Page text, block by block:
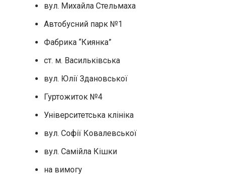
вул. Михайла Стельмаха
Автобусний парк №1
Фабрика “Киянка”
ст. м. Васильківська
вул. Юлії Здановської
Гуртожиток №4
Університетська клініка
вул. Софії Ковалевської
вул. Самійла Кішки
на вимогу